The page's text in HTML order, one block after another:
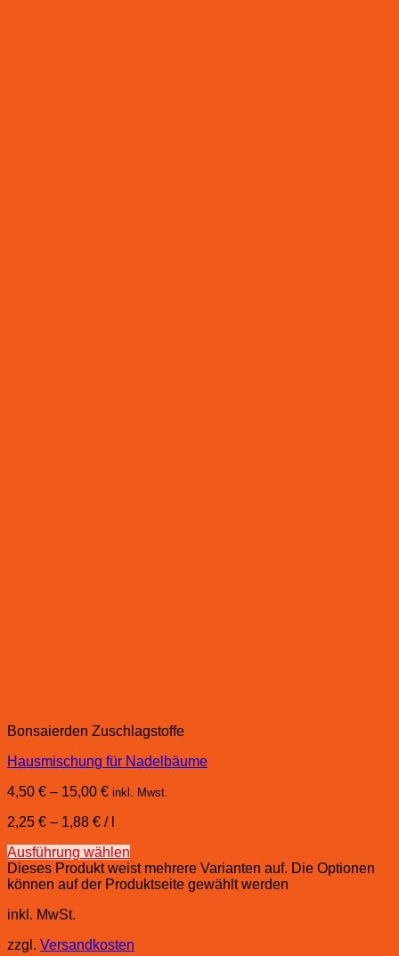
Bonsaierden Zuschlagstoffe
Hausmischung für Nadelbäume
4,50 € – 15,00 € inkl. Mwst.
2,25 € – 1,88 € /
Ausführung wählen
Dieses Produkt weist mehrere Varianten auf. Die Optionen
können auf der Produktseite gewählt werden
inkl. MwSt.
zzgl. Versandkosten